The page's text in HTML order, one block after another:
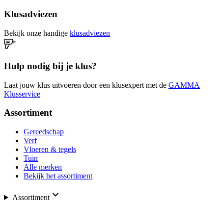
Klusadviezen
Bekijk onze handige klusadviezen
Hulp nodig bij je klus?
Laat jouw klus uitvoeren door een klusexpert met de GAMMA
Klusservice
Assortiment
Gereedschap
Verf
Vloeren & tegels
Tuin
Alle merken
Bekijk het assortiment
Assortiment